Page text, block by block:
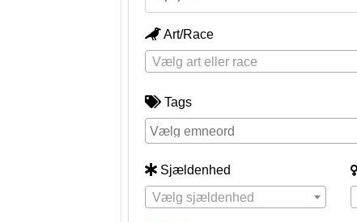
Art/Race
Vælg art eller race
Tags
Sjældenhed
Vælg sjældenhed